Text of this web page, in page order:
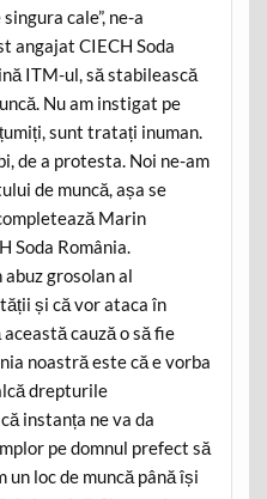
cale”, ne-a
angajat CIECH Soda
ITM-ul, să stabilească
Nu am instigat pe
sunt tratați inuman.
de a protesta. Noi ne-am
de muncă, așa se
Marin
Soda România.
grosolan al
și că vor ataca în
cauză o să fie
noastră este că e vorba
drepturile
instanța ne va da
pe domnul prefect să
un loc de muncă până își